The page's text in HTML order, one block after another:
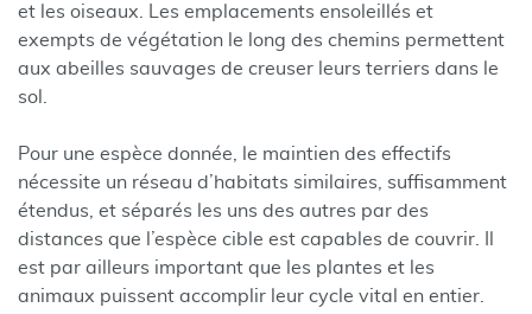
et les oiseaux. Les emplacements ensoleillés et
exempts de végétation le long des chemins permettent
aux abeilles sauvages de creuser leurs terriers dans le
sol.
Pour une espèce donnée, le maintien des effectifs
nécessite un réseau d’habitats similaires, suffisamment
étendus, et séparés les uns des autres par des
distances que l’espèce cible est capables de couvrir. Il
est par ailleurs important que les plantes et les
animaux puissent accomplir leur cycle vital en entier.